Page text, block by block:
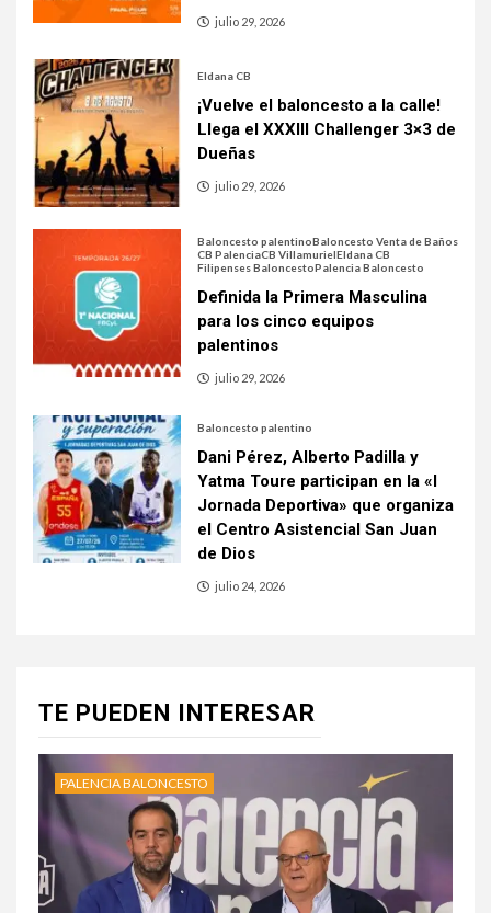
julio 29, 2026
Eldana CB
¡Vuelve el baloncesto a la calle!
Llega el XXXIII Challenger 3×3 de
Dueñas
julio 29, 2026
Baloncesto palentinoBaloncesto Venta de Baños
CB PalenciaCB VillamurielEldana CB
Filipenses BaloncestoPalencia Baloncesto
Definida la Primera Masculina
para los cinco equipos
palentinos
julio 29, 2026
Baloncesto palentino
Dani Pérez, Alberto Padilla y
Yatma Toure participan en la «I
Jornada Deportiva» que organiza
el Centro Asistencial San Juan
de Dios
julio 24, 2026
TE PUEDEN INTERESAR
PALENCIA BALONCESTO